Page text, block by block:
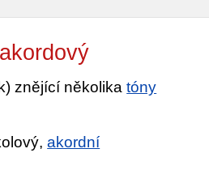
akordový
znějící několikatóny
akordní